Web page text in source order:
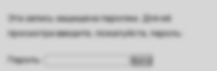
Эта запись защищена паролем. Для её
просмотра введите, пожалуйста, пароль:
Пароль: